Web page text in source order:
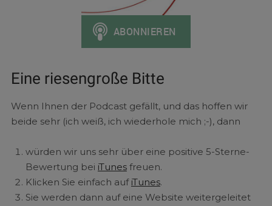
Eine riesengroße Bitte
Wenn Ihnen der Podcast gefällt, und das hoffen wir
beide sehr (ich weiß, ich wiederhole mich ;-), dann
würden wir uns sehr über eine positive 5-Sterne-
Bewertung bei iTunesfreuen.
Klicken Sie einfach auf iTunes.
Sie werden dann auf eine Website weitergeleitet